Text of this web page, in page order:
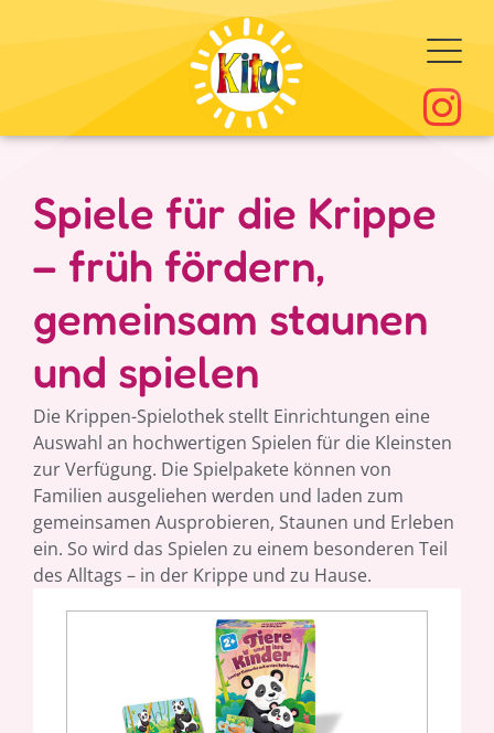
Spiele für die Krippe
– früh fördern,
gemeinsam staunen
und spielen
Die Krippen-Spielothek stellt Einrichtungen eine
Auswahl an hochwertigen Spielen für die Kleinsten
zur Verfügung. Die Spielpakete können von
Familien ausgeliehen werden und laden zum
gemeinsamen Ausprobieren, Staunen und Erleben
ein. So wird das Spielen zu einem besonderen Teil
des Alltags – in der Krippe und zu Hause.